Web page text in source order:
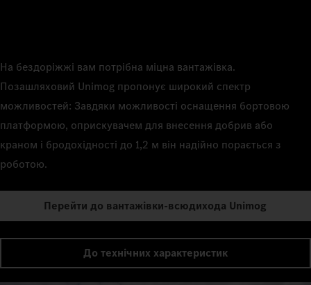
На бездоріжжі вам потрібна міцна вантажівка.
Позашляховий Unimog пропонує широкий спектр
можливостей: Завдяки можливості оснащення бортовою
платформою, оприскувачем для внесення добрив або
краном і бродохідності до 1,2 м він надійно порається з
роботою.
Перейти до вантажівки-всюдихода Unimog
До технічних характеристик